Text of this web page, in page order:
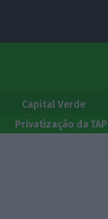
Capital Verde
Privatização da TAP